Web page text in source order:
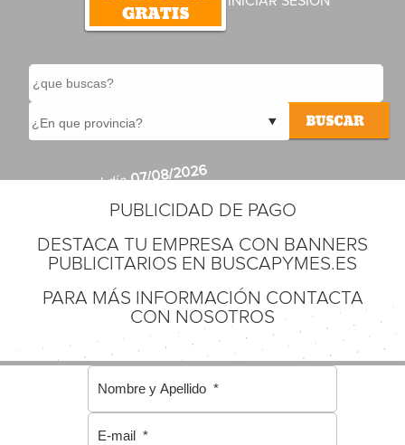
Actualizado el día07/08/2026
PUBLICIDAD DE PAGO
DESTACA TU EMPRESA CON BANNERS
PUBLICITARIOS EN BUSCAPYMES.ES
PARA MÁS INFORMACIÓN CONTACTA
CON NOSOTROS